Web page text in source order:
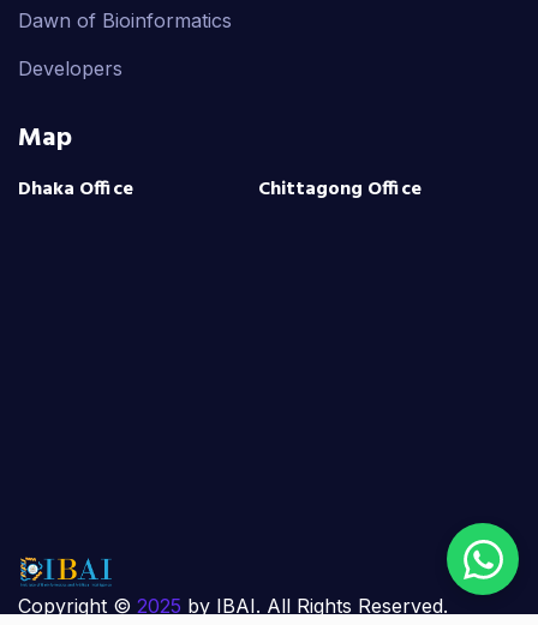
Dawn of Bioinformatics
Developers
Map
Dhaka Office Chittagong Office
Copyright © 2025 by IBAI. All Rights Reserved.